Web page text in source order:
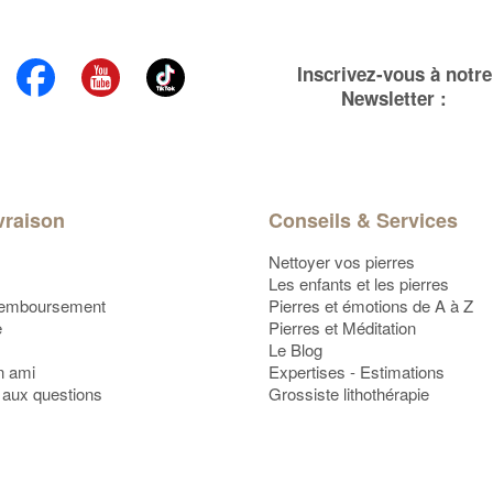
Inscrivez-vous à notre
Newsletter :
ami
questions
Conseils & Services
Nettoyer vos pierres
Les enfants et les pierres
Pierres et émotions de A à Z
Pierres et Méditation
Le Blog
Expertises - Estimations
Grossiste lithothérapie